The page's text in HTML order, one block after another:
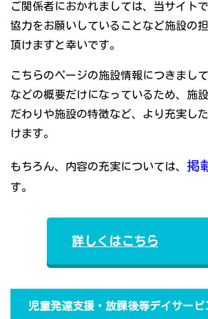
ご関係者におかれましては、当サイト
協力をお願いしていることなど施設の
頂けますと幸いです。
こちらのページの施設情報につきまし
などの概要だけになっているため、施
だわりや施設の特徴など、より充実し
けます。
もちろん、内容の充実については、 掲
す。
詳しくはこちら
児童発達支援・放課後等デイサー